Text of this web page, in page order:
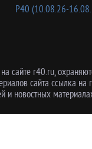
Р40 (10.08.26-
сайте r40.ru,
сайта ссылка
и новостных